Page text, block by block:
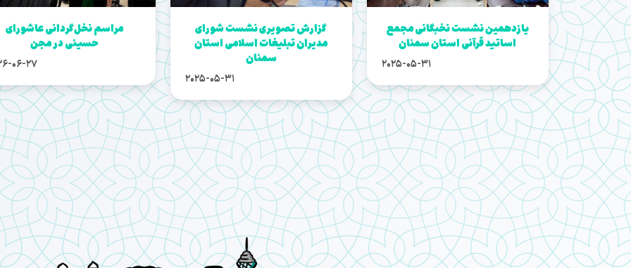
مراسم نخل‌گردانی عاشورای
حسینی در مجن
06-27
گزارش تصویری نشست شورای
مدیران تبلیغات اسلامی استان
سمنان
2025-05-31
یازدهمین نشست نخبگانی مجمع
اساتید قرآنی استان سمنان
2025-05-31